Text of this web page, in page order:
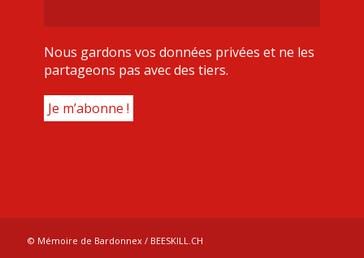
Nous gardons vos données privées et ne les
partageons pas avec des tiers.
© Mémoire de Bardonnex / BEESKILL.CH